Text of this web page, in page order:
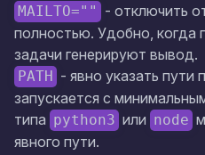
MAILTO=""
- отключить
полностью. Удобно, когда
задачи генерируют вывод.
PATH
- явно указать пути
запускается с
типа python3 или node
явного пути.